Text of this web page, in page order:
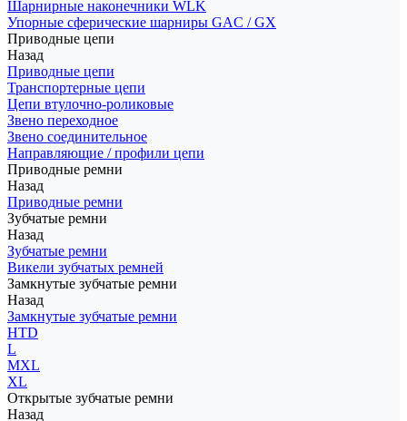
Шарнирные наконечники WLK
Упорные сферические шарниры GAC / GX
Приводные цепи
Назад
Приводные цепи
Транспортерные цепи
Цепи втулочно-роликовые
Звено переходное
Звено соединительное
Направляющие / профили цепи
Приводные ремни
Назад
Приводные ремни
Зубчатые ремни
Назад
Зубчатые ремни
Викели зубчатых ремней
Замкнутые зубчатые ремни
Назад
Замкнутые зубчатые ремни
HTD
L
MXL
XL
Открытые зубчатые ремни
Назад